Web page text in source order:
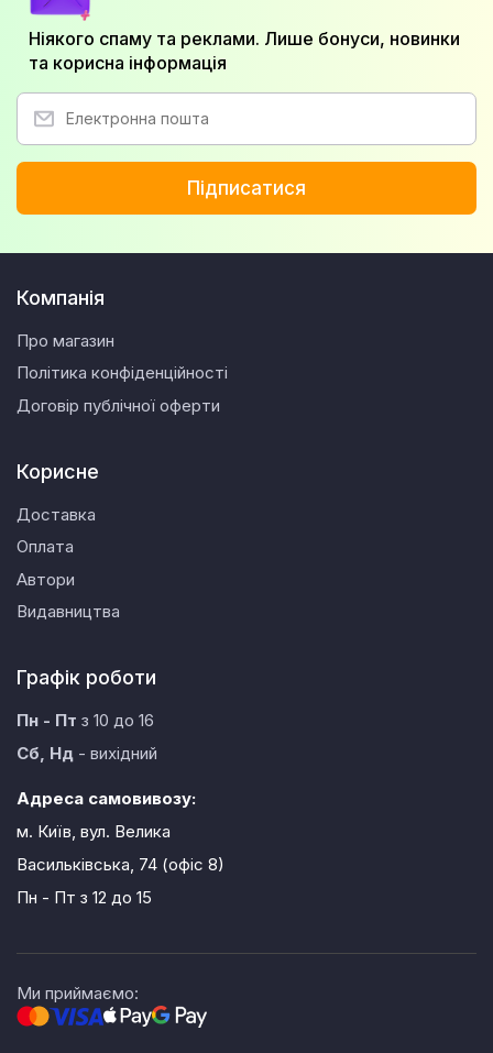
Ніякого спаму та реклами. Лише бонуси, новинки
та корисна інформація
Підписатися
Компанія
Про магазин
Політика конфіденційності
Договір публічної оферти
Корисне
Доставка
Оплата
Автори
Видавництва
Графік роботи
Пн - Пт з 10 до 16
Сб, Нд - вихідний
Адреса самовивозу:
м. Київ, вул. Велика
Васильківська, 74 (офіс 8)
Пн - Пт з 12 до 15
Ми приймаємо: